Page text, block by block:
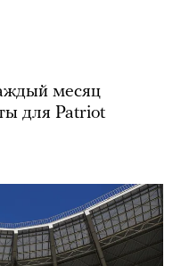
месяц
для Patriot